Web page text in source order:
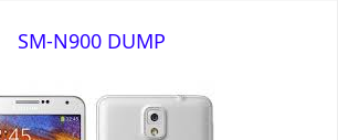
SM-N900 DUMP